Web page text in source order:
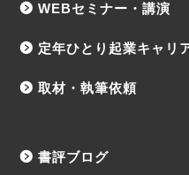
WEBセミナー・講演
定年ひとり起業キャリ
取材・執筆依頼
書評ブログ